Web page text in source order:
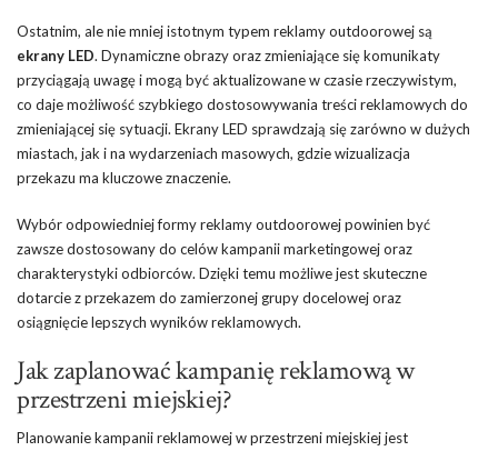
Ostatnim, ale nie mniej istotnym typem reklamy outdoorowej są
ekrany LED. Dynamiczne obrazy oraz zmieniające się komunikaty
przyciągają uwagę i mogą być aktualizowane w czasie rzeczywistym,
co daje możliwość szybkiego dostosowywania treści reklamowych do
zmieniającej się sytuacji. Ekrany LED sprawdzają się zarówno w dużych
miastach, jak i na wydarzeniach masowych, gdzie wizualizacja
przekazu ma kluczowe znaczenie.
Wybór odpowiedniej formy reklamy outdoorowej powinien być
zawsze dostosowany do celów kampanii marketingowej oraz
charakterystyki odbiorców. Dzięki temu możliwe jest skuteczne
dotarcie z przekazem do zamierzonej grupy docelowej oraz
osiągnięcie lepszych wyników reklamowych.
Jak zaplanować kampanię reklamową w
przestrzeni miejskiej?
Planowanie kampanii reklamowej w przestrzeni miejskiej jest